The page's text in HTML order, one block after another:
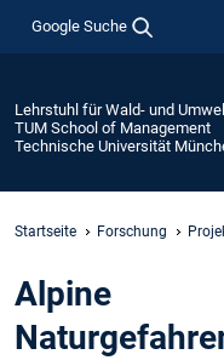
Google Suche
Lehrstuhl für Wald- und
TUM School of Management
Technische Universität
Startseite Forschung
Alpine